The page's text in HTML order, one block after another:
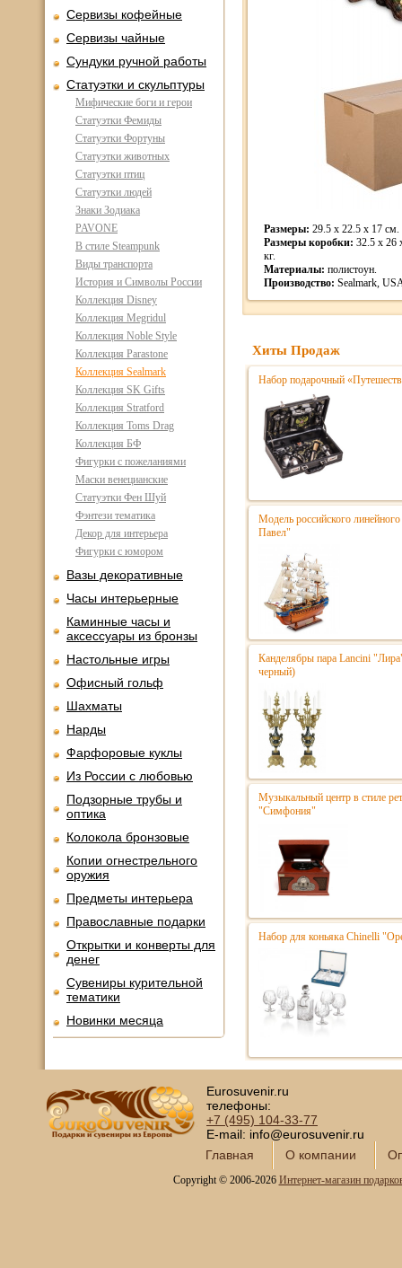
Сервизы кофейные
Сервизы чайные
Сундуки ручной работы
Статуэтки и скульптуры
Мифические боги и герои
Статуэтки Фемиды
Статуэтки Фортуны
Статуэтки животных
Статуэтки птиц
Статуэтки людей
Знаки Зодиака
PAVONE
В стиле Steampunk
Виды транспорта
История и Символы России
Коллекция Disney
Коллекция Megridul
Коллекция Noble Style
Коллекция Parastone
Коллекция Sealmark
Коллекция SK Gifts
Коллекция Stratford
Коллекция Toms Drag
Коллекция БФ
Фигурки с пожеланиями
Маски венецианские
Статуэтки Фен Шуй
Фэнтези тематика
Декор для интерьера
Фигурки с юмором
Вазы декоративные
Часы интерьерные
Каминные часы и
аксессуары из бронзы
Настольные игры
Офисный гольф
Шахматы
Нарды
Фарфоровые куклы
Из России с любовью
Подзорные трубы и
оптика
Колокола бронзовые
Копии огнестрельного
оружия
Предметы интерьера
Православные подарки
Открытки и конверты для
денег
Сувениры курительной
тематики
Новинки месяца
Размеры: 29.5 x 22.5 x 17 см.
Размеры коробки: 32.5 x 26
кг.
Материалы: полистоун.
Производство: Sealmark,
Хиты Продаж
Набор подарочный
Модель российского
Павел"
Канделябры пара Lancini
черный)
Музыкальный центр в стиле
"Симфония"
Набор для коньяка Chinelli
Eurosuvenir.ru
телефоны:
+7 (495) 104-33-77
E-mail: info@eurosuvenir.ru
Главная
О компании
Copyright © 2006-2026 Интернет-магазин